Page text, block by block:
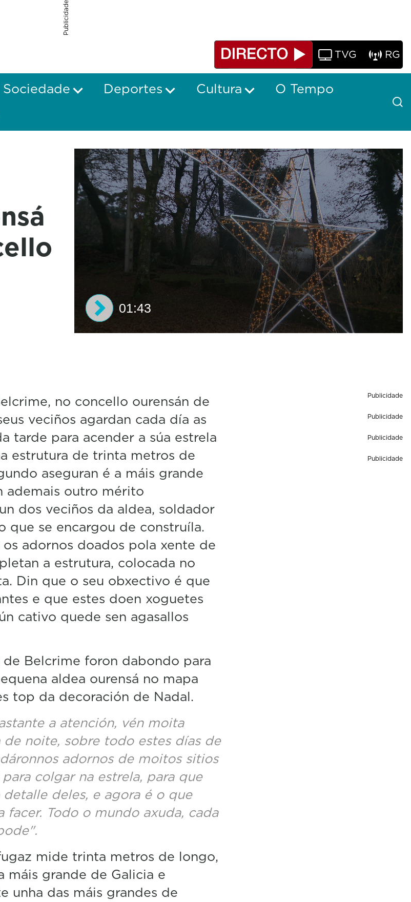
Publicidade
TVG RG
Sociedade Deportes Cultura
O Tempo
s
o
f
1
m
i
u
e
,
4
s
o
d
V
l
5
%
01:43
no concello ourensán de
veciños agardan cada día as
tarde para acender a súa estrela
estrutura de trinta metros de
aseguran é a máis grande
ademais outro mérito
dos veciños da aldea, soldador
que se encargou de construíla.
adornos doados pola xente de
a estrutura, colocada no
Din que o seu obxectivo é que
e que estes doen xoguetes
cativo quede sen agasallos
de Belcrime foron dabondo para
aldea ourensá no mapa
top da decoración de Nadal.
a atención, vén moita
de noite, sobre todo estes días de
adornos de moitos sitios
colgar na estrela, para que
deles, e agora é o que
facer. Todo o mundo axuda, cada
mide trinta metros de longo,
máis grande de Galicia e
unha das máis grandes de
Publicidade
Publicidade
Publicidade
Publicidade